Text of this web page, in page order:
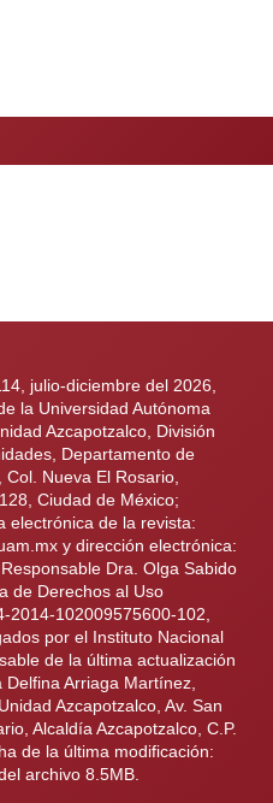
julio-diciembre del 2026,
la Universidad Autónoma
Azcapotzalco, División
Departamento de
Col. Nueva El Rosario,
Ciudad de México;
electrónica de la revista:
y dirección electrónica:
Dra. Olga Sabido
de Derechos al Uso
2014-102009575600-102,
por el Instituto Nacional
de la última actualización
Arriaga Martínez,
Azcapotzalco, Av. San
Alcaldía Azcapotzalco, C.P.
de la última modificación:
archivo 8.5MB.